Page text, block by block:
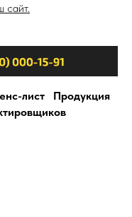
сайт.
лист
Продукция